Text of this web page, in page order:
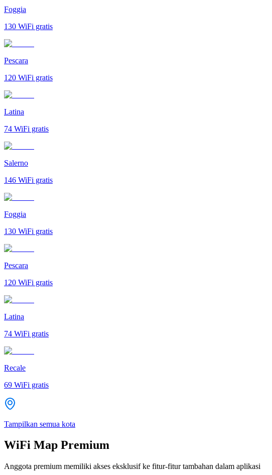
Foggia
130 WiFi gratis
Pescara
120 WiFi gratis
Latina
74 WiFi gratis
Salerno
146 WiFi gratis
Foggia
130 WiFi gratis
Pescara
120 WiFi gratis
Latina
74 WiFi gratis
Recale
69 WiFi gratis
Tampilkan semua kota
WiFi Map Premium
Anggota premium memiliki akses eksklusif ke fitur-fitur tambahan dalam aplikasi